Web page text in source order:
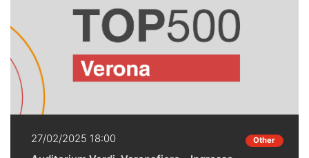
Novità in materia di IVA.L'evento è rivolto ai soci Ifa
2025, per visualizzare l'agenda dettagliata e
accedere all'evento cliccare qui
27/02/2025 18:00 Other